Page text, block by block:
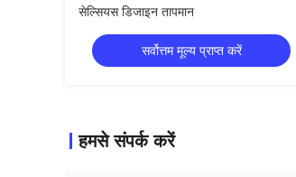
सेल्सियस डिजाइन तापमान
सर्वोत्तम मूल्य प्राप्त करें
हमसे संपर्क करें